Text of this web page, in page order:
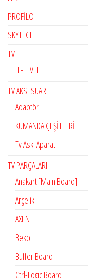
PROFİLO
SKYTECH
TV
Hi-LEVEL
TV AKSESUARI
Adaptör
KUMANDA ÇEŞİTLERİ
Tv Askı Aparatı
TV PARÇALARI
Anakart [Main Board]
Arçelik
AXEN
Beko
Buffer Board
Ctrl-Logıc Board